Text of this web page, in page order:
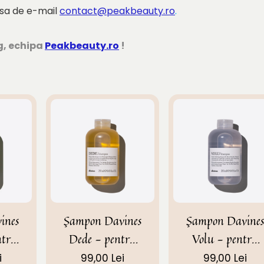
de e-mailcontact@peakbeauty.ro.
echipa Peakbeauty.ro !
Șampon Davines
Dede - pentru
uz frecvent
99,00 Lei
Șampon Davines
Volu - pentru
păr fin fară
99,00 Lei